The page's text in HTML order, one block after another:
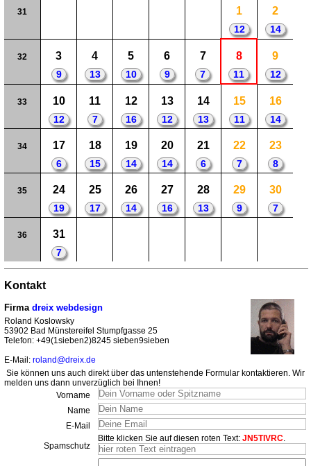
31 1
12
2
14
32 3
9
4
13
5
10
6
9
7
7
8
11
9
12
33 10
12
11
7
12
16
13
12
14
13
15
11
16
14
34 17
6
18
15
19
14
20
14
21
6
22
7
23
8
35 24
19
25
17
26
14
27
16
28
13
29
9
30
7
36 31
7
Kontakt
Firma dreix webdesign
Roland Koslowsky
53902 Bad Münstereifel Stumpfgasse 25
Telefon: +49(1sieben2)8245 sieben9sieben
E-Mail: roland@dreix.de
Sie können uns auch direkt über das untenstehende Formular kontaktieren. Wir
melden uns dann unverzüglich bei Ihnen!
Vorname
Name
E-Mail
Spamschutz
Bitte klicken Sie auf diesen roten Text: JN5TIVRC.